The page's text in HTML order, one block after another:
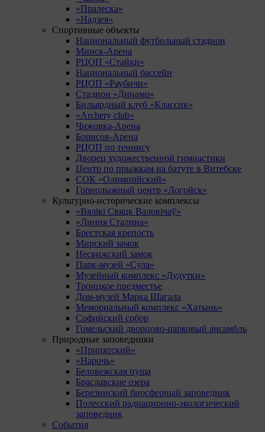
«Пралеска»
«Надзея»
Спортивные объекты
Национальный футбольный стадион
Минск-Арена
РЦОП «Стайки»
Национальный бассейн
РЦОП «Раубичи»
Стадион «Динамо»
Бильярдный клуб «Классик»
«Archery club»
Чижовка-Арена
Борисов-Арена
РЦОП по теннису
Дворец художественной гимнастики
Центр по прыжкам на батуте в Витебске
СОК «Олимпийский»
Горнолыжный центр «Логойск»
Культурно-исторические комплексы
«Вялікі Свяцк Валовічаў»
«Линия Сталина»
Брестская крепость
Мирский замок
Несвижский замок
Парк-музей «Сула»
Музейный комплекс «Дудутки»
Троицкое предместье
Дом-музей Марка Шагала
Мемориальный комплекс «Хатынь»
Софийский собор
Гомельский дворцово-парковый ансамбль
Природные заповедники
«Припятский»
«Нарочь»
Беловежская пуща
Браславские озера
Березинский биосферный заповедник
Полесский радиационно-экологический
заповедник
События